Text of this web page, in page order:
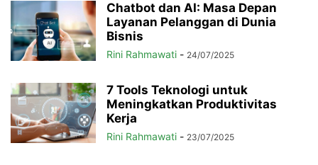
Chatbot dan AI: Masa Depan
Layanan Pelanggan di Dunia
Bisnis
Rini Rahmawati - 24/07/2025
7 Tools Teknologi untuk
Meningkatkan Produktivitas
Kerja
Rini Rahmawati - 23/07/2025